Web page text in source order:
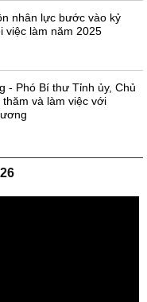
nhân lực bước vào kỷ
việc làm năm 2025
- Phó Bí thư Tỉnh ủy, Chủ
và làm việc với